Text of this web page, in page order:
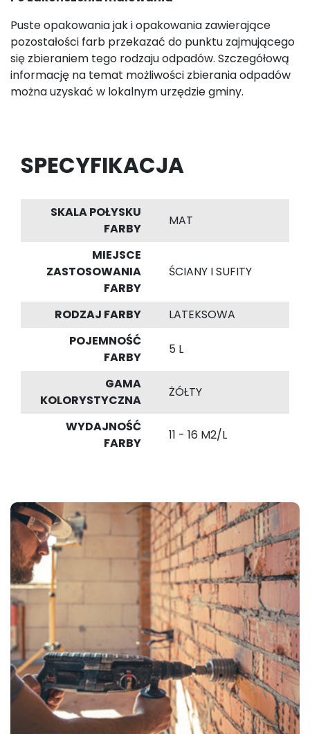
Puste opakowania jak i opakowania zawierające
pozostałości farb przekazać do punktu zajmującego
się zbieraniem tego rodzaju odpadów. Szczegółową
informację na temat możliwości zbierania odpadów
można uzyskać w lokalnym urzędzie gminy.
SPECYFIKACJA
SKALA POŁYSKU
FARBY
MAT
MIEJSCE
ZASTOSOWANIA
FARBY
ŚCIANY I SUFITY
RODZAJ FARBY
LATEKSOWA
POJEMNOŚĆ
FARBY
5 L
GAMA
KOLORYSTYCZNA
ŻÓŁTY
WYDAJNOŚĆ
FARBY
11 - 16 M2/L